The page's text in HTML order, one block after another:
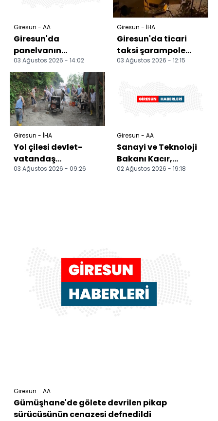
Giresun - AA
Giresun'da
panelvanın
şarampole devrildiği
kazada bir kişi öldü
03 Ağustos 2026 - 14:02
Giresun - İHA
Giresun'da ticari
taksi şarampole
yuvarlandı: 1 ölü
03 Ağustos 2026 - 12:15
Giresun - İHA
Yol çilesi devlet-
vatandaş
dayanışmasıyla
03 Ağustos 2026 - 09:26
Giresun - AA
Sanayi ve Teknoloji
Bakanı Kacır,
Giresun'da temel
02 Ağustos 2026 - 19:18
Giresun - AA
Gümüşhane'de gölete devrilen pikap
sürücüsünün cenazesi defnedildi